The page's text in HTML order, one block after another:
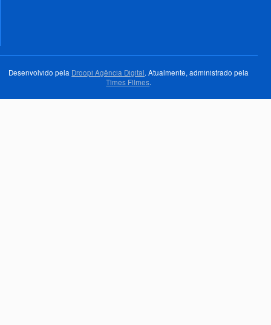
Desenvolvido pela Droopi Agência Digital. Atualmente, administrado pela
Times Filmes.